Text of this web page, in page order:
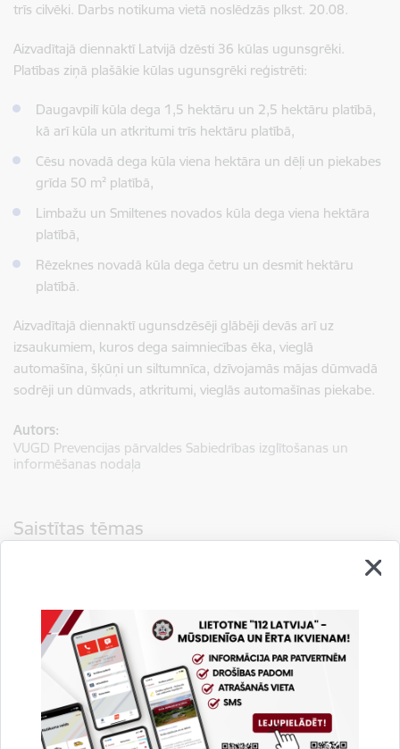
trīs cilvēki. Darbs notikuma vietā noslēdzās plkst. 20.08.
Aizvadītajā diennaktī Latvijā dzēsti 36 kūlas ugunsgrēki.
Platības ziņā plašākie kūlas ugunsgrēki reģistrēti:
Daugavpilī kūla dega 1,5 hektāru un 2,5 hektāru platībā,
kā arī kūla un atkritumi trīs hektāru platībā,
Cēsu novadā dega kūla viena hektāra un dēļi un piekabes
grīda 50 m² platībā,
Limbažu un Smiltenes novados kūla dega viena hektāra
platībā,
Rēzeknes novadā kūla dega četru un desmit hektāru
platībā.
Aizvadītajā diennaktī ugunsdzēsēji glābēji devās arī uz
izsaukumiem, kuros dega saimniecības ēka, vieglā
automašīna, šķūņi un siltumnīca, dzīvojamās mājas dūmvadā
sodrēji un dūmvads, atkritumi, vieglās automašīnas piekabe.
Autors:
VUGD Prevencijas pārvaldes Sabiedrības izglītošanas un
informēšanas nodaļa
Saistītas tēmas
Drukāt lapu
Dalīties